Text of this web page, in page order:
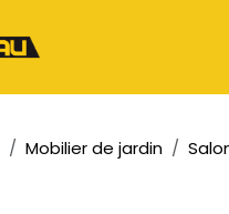
Mobilier de jardin